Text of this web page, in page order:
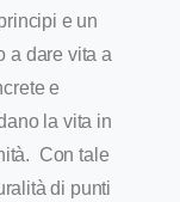
e un
a dare vita a
e
la vita in
Con tale
di punti